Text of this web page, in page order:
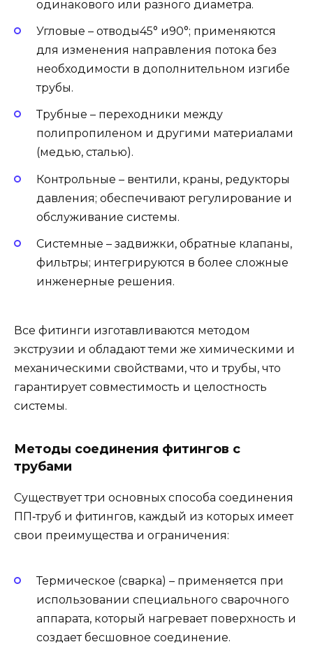
одинакового или разного диаметра.
Угловые – отводы45° и90°; применяются
для изменения направления потока без
необходимости в дополнительном изгибе
трубы.
Трубные – переходники между
полипропиленом и другими материалами
(медью, сталью).
Контрольные – вентили, краны, редукторы
давления; обеспечивают регулирование и
обслуживание системы.
Системные – задвижки, обратные клапаны,
фильтры; интегрируются в более сложные
инженерные решения.
Все фитинги изготавливаются методом
экструзии и обладают теми же химическими и
механическими свойствами, что и трубы, что
гарантирует совместимость и целостность
системы.
Методы соединения фитингов с
трубами
Существует три основных способа соединения
ПП‑труб и фитингов, каждый из которых имеет
свои преимущества и ограничения:
Термическое (сварка) – применяется при
использовании специального сварочного
аппарата, который нагревает поверхность и
создает бесшовное соединение.